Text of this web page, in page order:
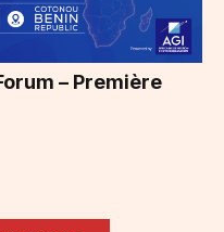
– Première